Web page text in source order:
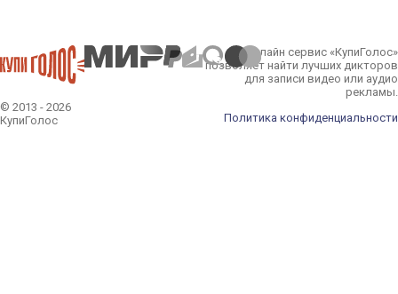
© 2013 - 2026
КупиГолос
Онлайн сервис «КупиГолос»
позволяет найти лучших дикторов
для записи видео или аудио
рекламы.
Политика конфиденциальности